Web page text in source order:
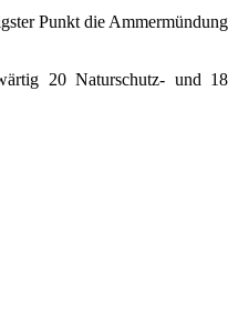
Punkt die Ammermündung
20 Naturschutz- und 18